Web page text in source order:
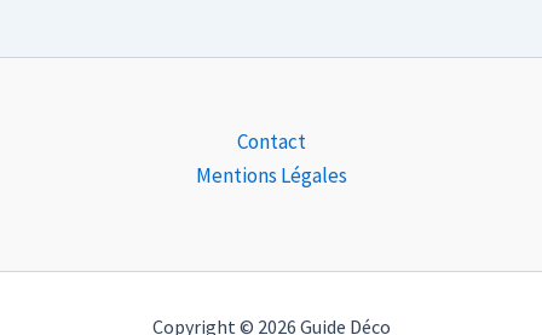
Contact
Mentions Légales
Copyright © 2026 Guide Déco